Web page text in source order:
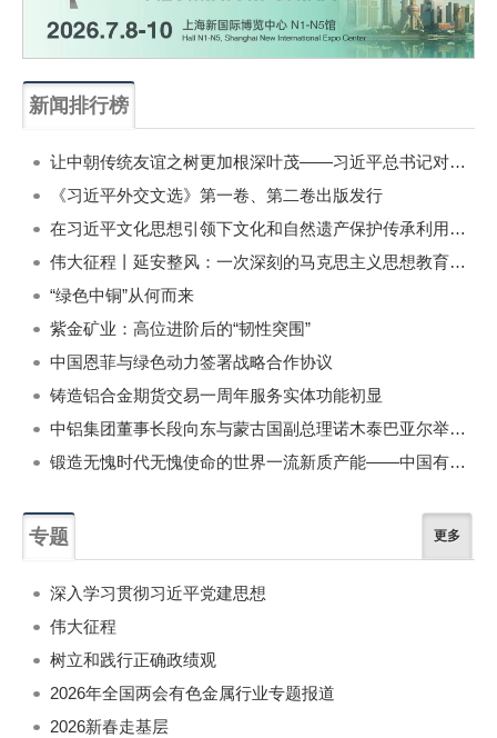
新闻排行榜
让中朝传统友谊之树更加根深叶茂——习近平总书记对朝鲜进行国事访问纪实
《习近平外交文选》第一卷、第二卷出版发行
在习近平文化思想引领下文化和自然遗产保护传承利用工作开创新局面
伟大征程丨延安整风：一次深刻的马克思主义思想教育运动
“绿色中铜”从何而来
紫金矿业：高位进阶后的“韧性突围”
中国恩菲与绿色动力签署战略合作协议
铸造铝合金期货交易一周年服务实体功能初显
中铝集团董事长段向东与蒙古国副总理诺木泰巴亚尔举行会谈
锻造无愧时代无愧使命的世界一流新质产能——中国有色金属工业的战略应对与破局之道（二）
专题 更多
深入学习贯彻习近平党建思想
伟大征程
树立和践行正确政绩观
2026年全国两会有色金属行业专题报道
2026新春走基层